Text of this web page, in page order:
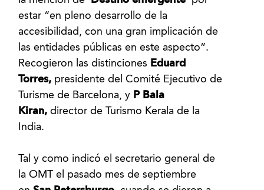
estar “en pleno desarrollo de la
accesibilidad, con una gran implicación de
las entidades públicas en este aspecto”.
Recogieron las distinciones Eduard
Torres, presidente del Comité Ejecutivo de
Turisme de Barcelona, y P Bala
Kiran, director de Turismo Kerala de la
India.
Tal y como indicó el secretario general de
la OMT el pasado mes de septiembre